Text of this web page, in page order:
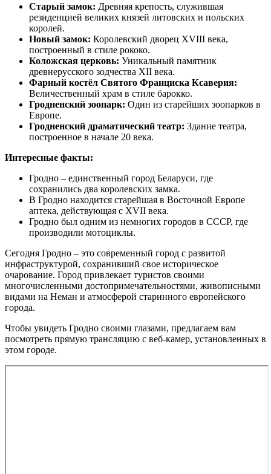
Старый замок: Древняя крепость, служившая
резиденцией великих князей литовских и польских
королей.
Новый замок: Королевский дворец XVIII века,
построенный в стиле рококо.
Коложская церковь: Уникальный памятник
древнерусского зодчества XII века.
Фарный костёл Святого Франциска Ксаверия:
Величественный храм в стиле барокко.
Гродненский зоопарк: Один из старейших зоопарков в
Европе.
Гродненский драматический театр: Здание театра,
построенное в начале 20 века.
Интересные факты:
Гродно – единственный город Беларуси, где
сохранились два королевских замка.
В Гродно находится старейшая в Восточной Европе
аптека, действующая с XVII века.
Гродно был одним из немногих городов в СССР, где
производили мотоциклы.
Сегодня Гродно – это современный город с развитой
инфраструктурой, сохранивший свое историческое
очарование. Город привлекает туристов своими
многочисленными достопримечательностями, живописными
видами на Неман и атмосферой старинного европейского
города.
Чтобы увидеть Гродно своими глазами, предлагаем вам
посмотреть прямую трансляцию с веб-камер, установленных в
этом городе.